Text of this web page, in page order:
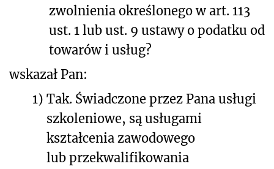
zwolnienia określonego w art. 113
ust. 1 lub ust. 9 ustawy o podatku od
towarów i usług?
wskazał Pan:
1) Tak. Świadczone przez Pana usługi
szkoleniowe, są usługami
kształcenia zawodowego
lub przekwalifikowania